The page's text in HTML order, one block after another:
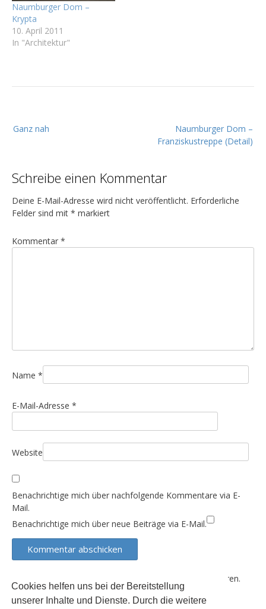
Cookies helfen uns bei der Bereitstellung
unserer Inhalte und Dienste. Durch die weitere
Naumburger Dom –
Krypta
10. April 2011
In "Architektur"
e
t
r
a
g
s
n
t
i
o
n
Naumburger Dom –
Franziskustreppe (Detail)
Ganz nah
Schreibe einen Kommentar
Deine E-Mail-Adresse wird nicht veröffentlicht. Erforderliche
Felder sind mit * markiert
Kommentar *
Name *
E-Mail-Adresse *
Website
Benachrichtige mich über nachfolgende Kommentare via E-
Mail.
Benachrichtige mich über neue Beiträge via E-Mail.
Diese Website verwendet Akismet, um Spam zu reduzieren.
Erfahre, wie deine Kommentardaten verarbeitet werden.